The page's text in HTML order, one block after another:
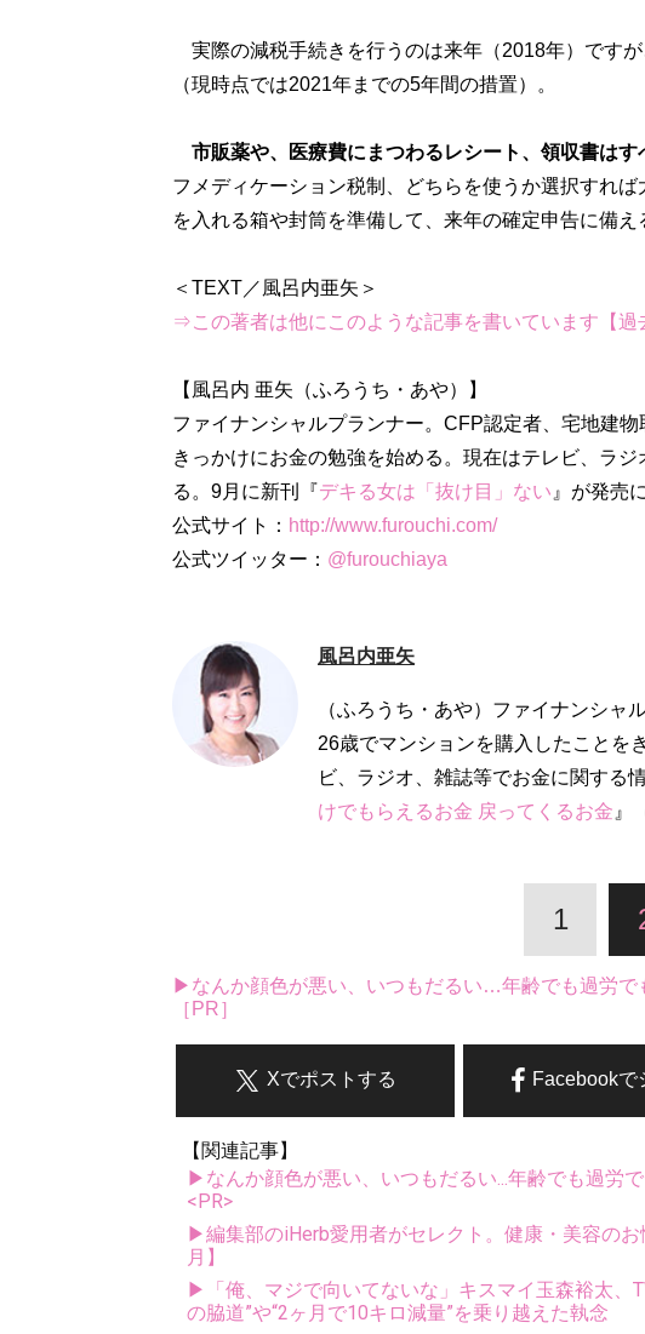
実際の減税手続きを行うのは来年（2018年）ですが
（現時点では2021年までの5年間の措置）。
市販薬や、医療費にまつわるレシート、領収書はす
フメディケーション税制、どちらを使うか選択すれ
を入れる箱や封筒を準備して、来年の確定申告に備え
⇒この著者は他にこのような記事を書いています【過
【風呂内 亜矢（ふろうち・あや）】
ファイナンシャルプランナー。CFP認定者、宅地建
きっかけにお金の勉強を始める。現在はテレビ、ラ
る。9月に新刊『デキる女は「抜け目」ない 』が発売に
公式サイト： http://www.furouchi.com/
公式ツイッター： @furouchiaya
風呂内亜矢
（ふろうち・あや）ファイナンシャ
26歳でマンションを購入したことを
ビ、ラジオ、雑誌等でお金に関する
けでもらえるお金 戻ってくるお金 』
1
▶なんか顔色が悪い、いつもだるい…年齢でも過労で
［PR］
Facebookで
Xでポストする
【関連記事】
▶なんか顔色が悪い、いつもだるい...年齢でも過労
<PR>
▶編集部のiHerb愛用者がセレクト。健康・美容の
月】
▶「俺、マジで向いてないな」キスマイ玉森裕太、
の脇道”や“2ヶ月で10キロ減量”を乗り越えた執念